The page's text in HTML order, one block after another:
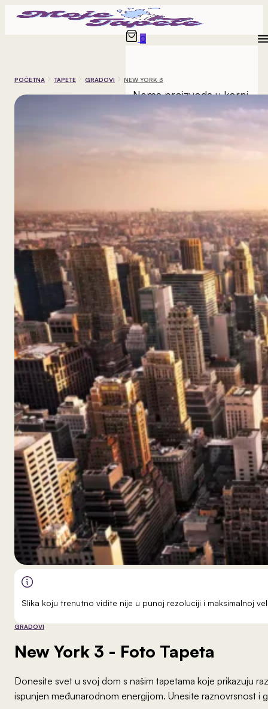
0
Nema proizvoda u korpi.
POČETNA TAPETE GRADOVI NEW YORK 3
Slika koju trenutno vidite nije u punoj rezoluciji i maksimalnoj
GRADOVI
New York 3 - Foto Tapeta
Donesite svet u svoj dom s našim tapetama koje prikazuju
ispunjen međunarodnom energijom. Unesite raznovrsnost i